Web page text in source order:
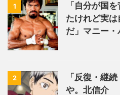
1
「自分が国
たけれど実
だ」マニー
2
「反復・継
や。北信介